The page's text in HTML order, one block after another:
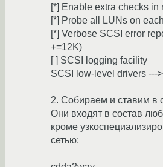
[*] Enable extra checks
[*] Probe all LUNs on
[*] Verbose SCSI error
+=12K)
[ ] SCSI logging facility
SCSI low-level drivers --->
2. Собираем и ставим в
Они входят в состав
кроме
сетью: